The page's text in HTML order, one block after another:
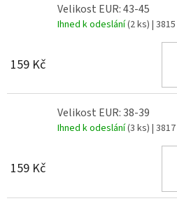
Velikost EUR: 43-45
Ihned k odeslání(2 ks) | 3815
159 Kč
Velikost EUR: 38-39
Ihned k odeslání(3 ks) | 3817
159 Kč